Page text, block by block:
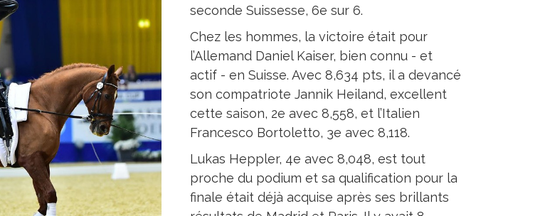
seconde Suissesse, 6e sur 6.
Chez les hommes, la victoire était pour
l’Allemand Daniel Kaiser, bien connu - et
actif - en Suisse. Avec 8,634 pts, il a devancé
son compatriote Jannik Heiland, excellent
cette saison, 2e avec 8,558, et l’Italien
Francesco Bortoletto, 3e avec 8,118.
Lukas Heppler, 4e avec 8,048, est tout
proche du podium et sa qualification pour la
finale était déjà acquise après ses brillants